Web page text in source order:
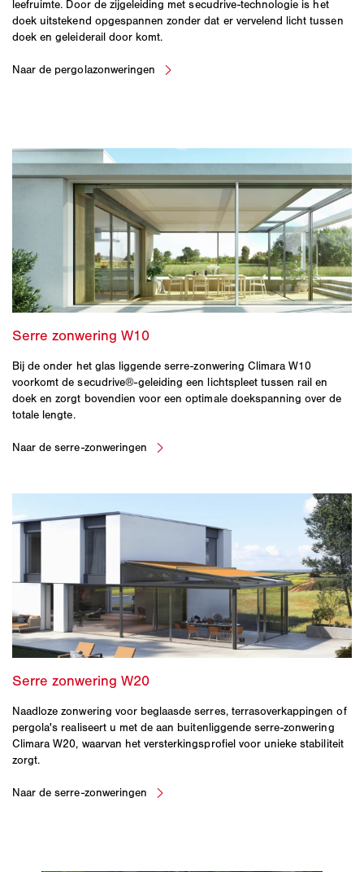
leefruimte. Door de zijgeleiding met secudrive-technologie is het
doek uitstekend opgespannen zonder dat er vervelend licht tussen
doek en geleiderail door komt.
Bij de onder het glas liggende serre-zonwering Climara W10
voorkomt de secudrive®-geleiding een lichtspleet tussen rail en
doek en zorgt bovendien voor een optimale doekspanning over de
totale lengte.
Naadloze zonwering voor beglaasde serres, terrasoverkappingen of
pergola's realiseert u met de aan buitenliggende serre-zonwering
Climara W20, waarvan het versterkingsprofiel voor unieke stabiliteit
zorgt.